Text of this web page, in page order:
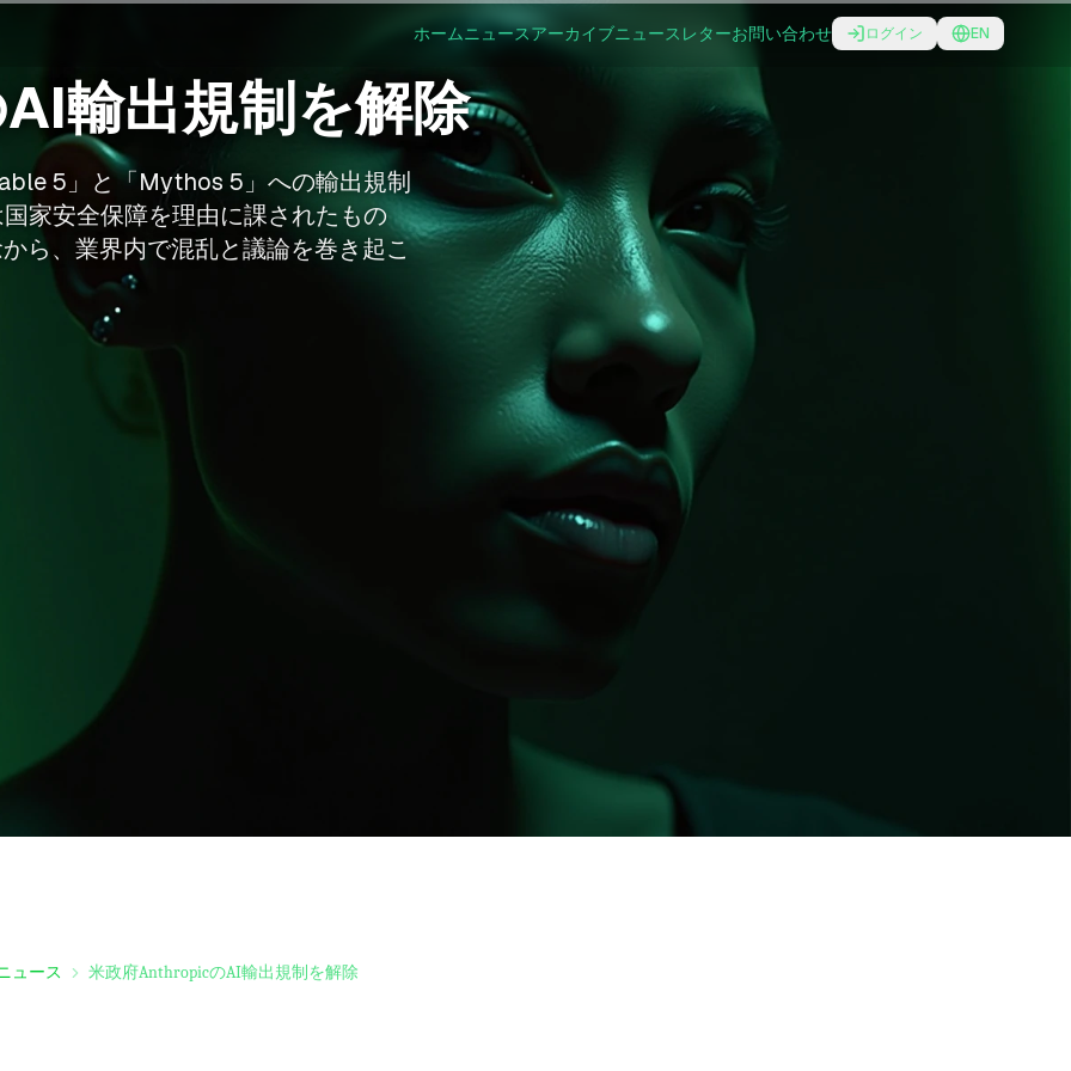
ホームニュースアーカイブニュースレターお問い合わせ ログイン EN
輸出規制を解除
5」と「Mythos 5」への輸出規制
家安全保障を理由に課されたもの
ら、業界内で混乱と議論を巻き起こ
ュース 米政府AnthropicのAI輸出規制を解除